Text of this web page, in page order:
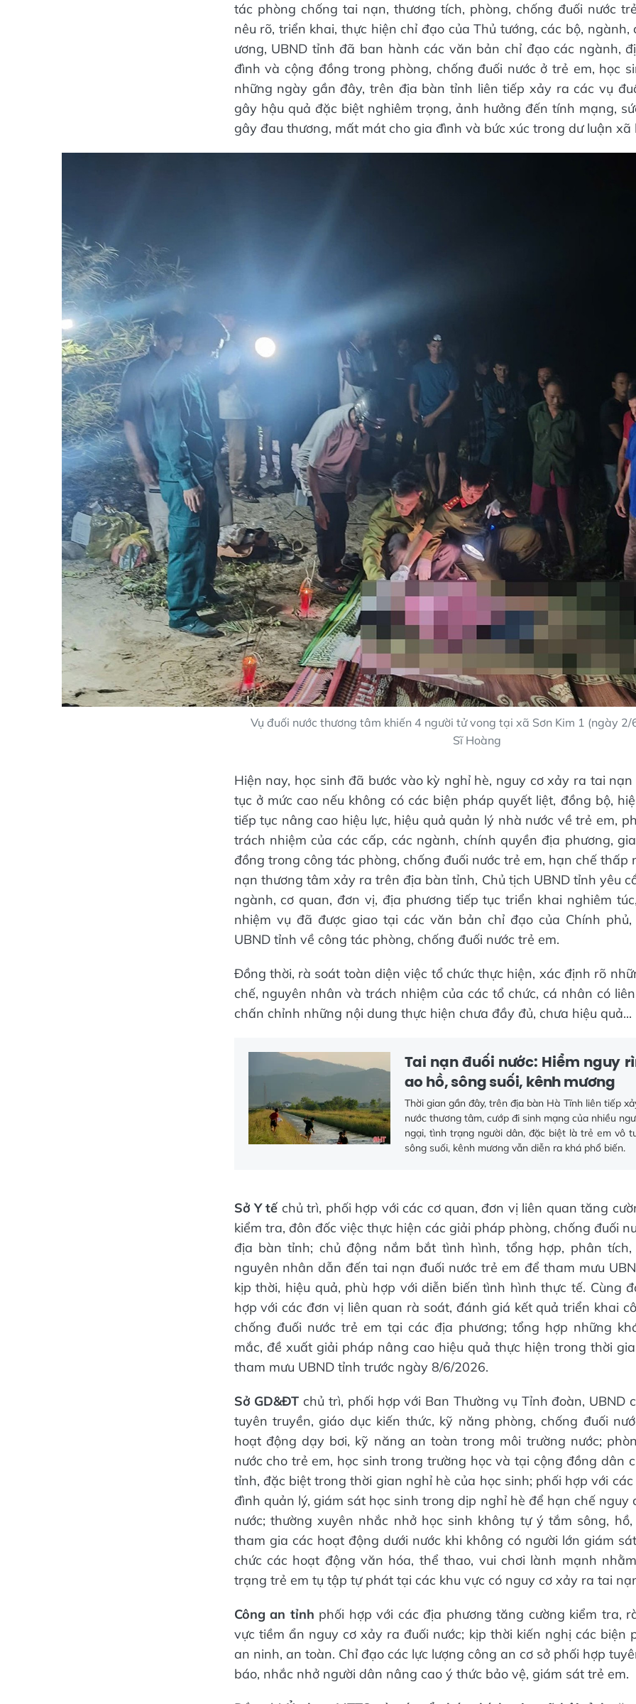
tác phòng chống tai nạn, thương tích, phòng, chống đuối nước
nêu rõ, triển khai, thực hiện chỉ đạo của Thủ tướng, các bộ, ngành,
ương, UBND tỉnh đã ban hành các văn bản chỉ đạo các ngành,
đình và cộng đồng trong phòng, chống đuối nước ở trẻ em, học
những ngày gần đây, trên địa bàn tỉnh liên tiếp xảy ra các vụ
gây hậu quả đặc biệt nghiêm trọng, ảnh hưởng đến tính mạng,
gây đau thương, mất mát cho gia đình và bức xúc trong dư luận xã
Vụ đuối nước thương tâm khiến 4 người tử vong tại xã Sơn Kim 1 (ngày
Sĩ Hoàng
Hiện nay, học sinh đã bước vào kỳ nghỉ hè, nguy cơ xảy ra tai
tục ở mức cao nếu không có các biện pháp quyết liệt, đồng bộ,
tiếp tục nâng cao hiệu lực, hiệu quả quản lý nhà nước về trẻ em,
trách nhiệm của các cấp, các ngành, chính quyền địa phương,
đồng trong công tác phòng, chống đuối nước trẻ em, hạn chế thấp
nạn thương tâm xảy ra trên địa bàn tỉnh, Chủ tịch UBND tỉnh yêu
ngành, cơ quan, đơn vị, địa phương tiếp tục triển khai nghiêm
nhiệm vụ đã được giao tại các văn bản chỉ đạo của Chính
UBND tỉnh về công tác phòng, chống đuối nước trẻ em.
Đồng thời, rà soát toàn diện việc tổ chức thực hiện, xác định rõ
chế, nguyên nhân và trách nhiệm của các tổ chức, cá nhân có
chấn chỉnh những nội dung thực hiện chưa đầy đủ, chưa hiệu quả...
Tai nạn đuối nước: Hiểm nguy
ao hồ, sông suối, kênh mương
Thời gian gần đây, trên địa bàn Hà Tĩnh liên tiếp
nước thương tâm, cướp đi sinh mạng của nhiều
ngại, tình trạng người dân, đặc biệt là trẻ em vô
sông suối, kênh mương vẫn diễn ra khá phổ biến.
Sở Y tếchủ trì, phối hợp với các cơ quan, đơn vị liên quan tăng
kiểm tra, đôn đốc việc thực hiện các giải pháp phòng, chống đuối
địa bàn tỉnh; chủ động nắm bắt tình hình, tổng hợp, phân
nguyên nhân dẫn đến tai nạn đuối nước trẻ em để tham mưu
kịp thời, hiệu quả, phù hợp với diễn biến tình hình thực tế. Cùng
hợp với các đơn vị liên quan rà soát, đánh giá kết quả triển khai
chống đuối nước trẻ em tại các địa phương; tổng hợp những
mắc, đề xuất giải pháp nâng cao hiệu quả thực hiện trong thời
tham mưu UBND tỉnh trước ngày 8/6/2026.
Sở GD&ĐT chủ trì, phối hợp với Ban Thường vụ Tỉnh đoàn, UBND
tuyên truyền, giáo dục kiến thức, kỹ năng phòng, chống đuối
hoạt động dạy bơi, kỹ năng an toàn trong môi trường nước;
nước cho trẻ em, học sinh trong trường học và tại cộng đồng dân
tỉnh, đặc biệt trong thời gian nghỉ hè của học sinh; phối hợp với
đình quản lý, giám sát học sinh trong dịp nghỉ hè để hạn chế nguy
nước; thường xuyên nhắc nhở học sinh không tự ý tắm sông,
tham gia các hoạt động dưới nước khi không có người lớn giám
chức các hoạt động văn hóa, thể thao, vui chơi lành mạnh
trạng trẻ em tụ tập tự phát tại các khu vực có nguy cơ xảy ra tai
Công an tỉnh phối hợp với các địa phương tăng cường kiểm tra,
vực tiềm ẩn nguy cơ xảy ra đuối nước; kịp thời kiến nghị các biện
an ninh, an toàn. Chỉ đạo các lực lượng công an cơ sở phối hợp
báo, nhắc nhở người dân nâng cao ý thức bảo vệ, giám sát trẻ em.